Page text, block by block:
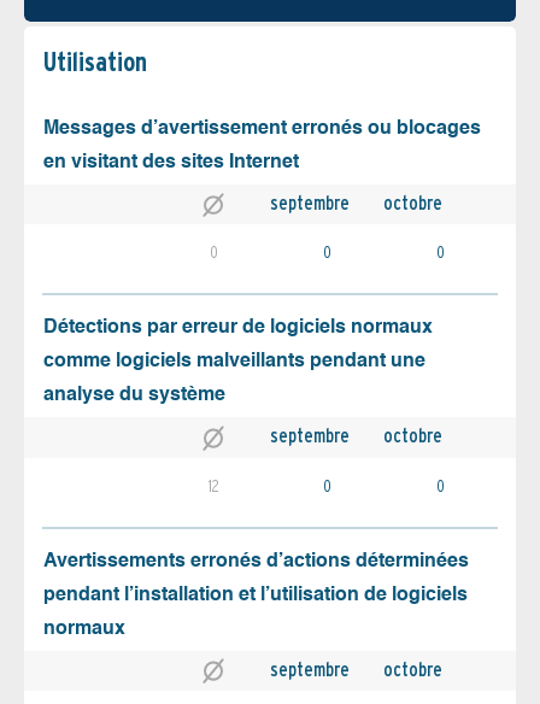
Utilisation
Messages d’avertissement erronés ou blocages
en visitant des sites Internet
septembre octobre
0 0 0
Détections par erreur de logiciels normaux
comme logiciels malveillants pendant une
analyse du système
septembre octobre
12 0 0
Avertissements erronés d’actions déterminées
pendant l’installation et l’utilisation de logiciels
normaux
septembre octobre